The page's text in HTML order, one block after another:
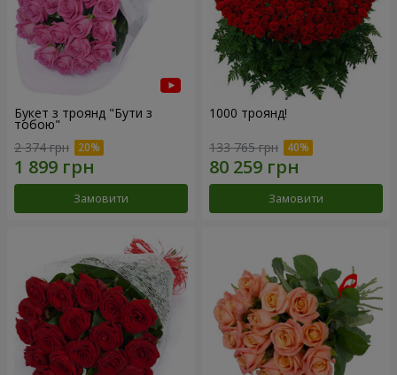
Букет з троянд "Бути з
тобою"
2 374 грн
Замовити
1000 троянд!
133 765 грн
Замовити